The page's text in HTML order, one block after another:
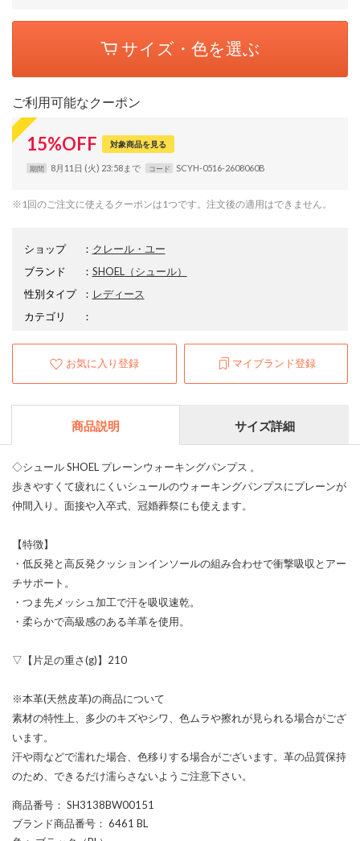
サイズ・色を選ぶ
ご利用可能なクーポン
15%OFF 対象商品を見る
期間 8月11日 (火) 23:58まで コード SCYH-0516-2608060B
※1回のご注文に使えるクーポンは1つです。注文後の適用はできません。
ショップ ： クレール・ユー
ブランド
： SHOEL
（シュール）
性別タイプ
： レディース
カテゴリ
：
お気に入り登録 マイブランド登録
商品説明 サイズ詳細
◇シュール SHOEL プレーンウォーキングパンプス 。
歩きやすくて疲れにくいシュールのウォーキングパンプスにプレーンが
仲間入り。面接や入卒式、冠婚葬祭にも使えます。
【特徴】
・低反発と高反発クッションインソールの組み合わせで衝撃吸収とアー
チサポート。
・つま先メッシュ加工で汗を吸収速乾。
・柔らかで高級感のある羊革を使用。
▽【片足の重さ(g)】210
※本革(天然皮革)の商品について
素材の特性上、多少のキズやシワ、色ムラや擦れが見られる場合がござ
います。
汗や雨などで濡れた場合、色移りする場合がございます。革の品質保持
のため、できるだけ濡らさないようご注意下さい。
商品番号 ： SH3138BW00151
ブランド商品番号 ： 6461 BL